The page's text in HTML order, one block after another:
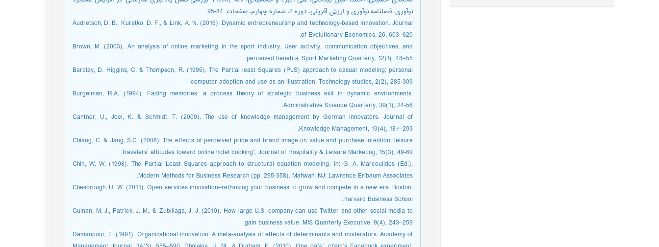
نوآوری. فصلنامه نوآوری و ارزش آفرینی، دوره 2، شماره چهارم، صفحات. 84-95
Audretsch, D. B., Kuratko, D. F., & Link, A. N. (2016). Dynamic entrepreneurship and technology-based innovation. Journal
of Evolutionary Economics, 26, 603–620.
Brown, M. (2003). An analysis of online marketing in the sport industry. User activity, communication objectives, and
perceived benefits, Sport Marketing Quarterly, 12)1(, 48–55.
Barclay, D. Higgins, C. & Thompson, R. (1995). The Partial least Squares (PLS) approach to casual modeling: personal
computer adoption and use as an illustration. Technology studies, 2(2), 285-309.
Burgelman, R.A. (1994). Fading memories: a process theory of strategic business exit in dynamic environments.
Administrative Science Quarterly, 39(1), 24-56.
Cantner, U., Joel, K. & Schmidt, T. (2009). The use of knowledge management by German innovators. Journal of
Knowledge Management, 13(4), 187–203.
Chiang, C. & Jang, S.C. (2006). The effects of perceived price and brand image on value and purchase intention: leisure
travelers’ attitudes toward online hotel booking”, Journal of Hospitality & Leisure Marketing, 15(3), 49-69.
Chin, W. W. (1998). The Partial Least Squares approach to structural equation modeling. In: G. A. Marcoulides (Ed.),
Modern Methods for Business Research (pp. 295-358). Mahwah, NJ: Lawrence Erlbaum Associates.
Chesbrough, H. W. (2011). Open services innovation–rethinking your business to grow and compete in a new era. Boston:
Harvard Business School.
Culnan, M. J., Patrick, J. M., & Zubillaga, J. J. (2010). How large U.S. company can use Twitter and other social media to
gain business value. MIS Quarterly Executive, 9(4), 243–259.
Damanpour, F. (1991). Organizational innovation: A meta-analysis of effects of determinants and moderators. Academy of